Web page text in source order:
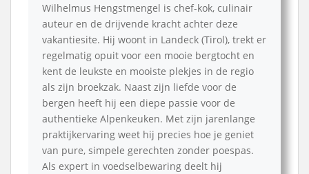
Wilhelmus Hengstmengel is chef-kok, culinair
auteur en de drijvende kracht achter deze
vakantiesite. Hij woont in Landeck (Tirol), trekt er
regelmatig opuit voor een mooie bergtocht en
kent de leukste en mooiste plekjes in de regio
als zijn broekzak. Naast zijn liefde voor de
bergen heeft hij een diepe passie voor de
authentieke Alpenkeuken. Met zijn jarenlange
praktijkervaring weet hij precies hoe je geniet
van pure, simpele gerechten zonder poespas.
Als expert in voedselbewaring deelt hij